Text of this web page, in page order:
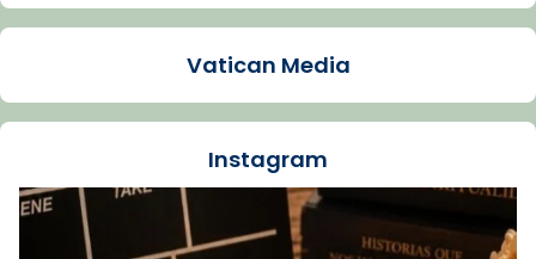
Arquebisbat de Barcelona
La Carmina va patir depressió. Fa gairebé
dos mesos, a l'Estadi Lluís Companys, la
Recupera l'entrevista comp
Vatican
tican News 👇
Vatican Media
Instagram